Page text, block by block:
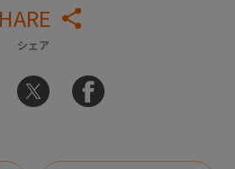
シェア